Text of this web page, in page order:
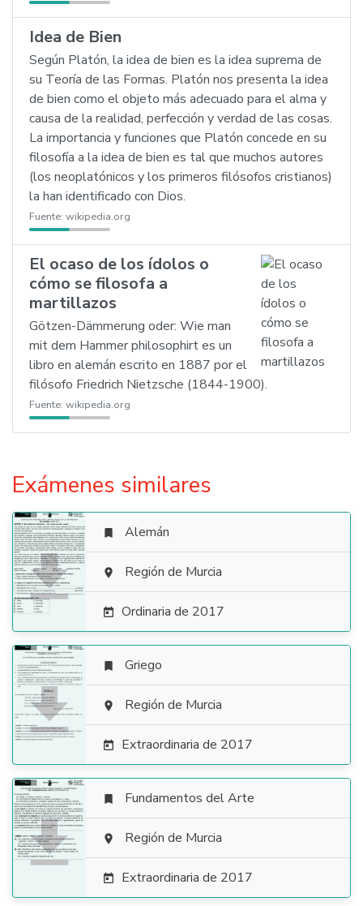
Idea de Bien
Según Platón, la idea de bien es la idea suprema de
su Teoría de las Formas. Platón nos presenta la idea
de bien como el objeto más adecuado para el alma y
causa de la realidad, perfección y verdad de las cosas.
La importancia y funciones que Platón concede en su
filosofía a la idea de bien es tal que muchos autores
(los neoplatónicos y los primeros filósofos cristianos)
la han identificado con Dios.
Fuente: wikipedia.org
El ocaso de los ídolos o
cómo se filosofa a
martillazos
Götzen-Dämmerung oder: Wie man
mit dem Hammer philosophirt es un
libro en alemán escrito en 1887 por el
filósofo Friedrich Nietzsche (1844-1900).
Fuente: wikipedia.org
Exámenes similares

 Alemán
 Región de Murcia
 Ordinaria de 2017

 Griego
 Región de Murcia
 Extraordinaria de 2017

 Fundamentos del Arte
 Región de Murcia
 Extraordinaria de 2017